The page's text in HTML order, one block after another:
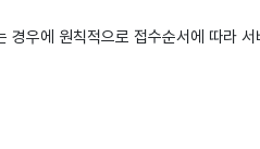
우에 원칙적으로 접수순서에 따라